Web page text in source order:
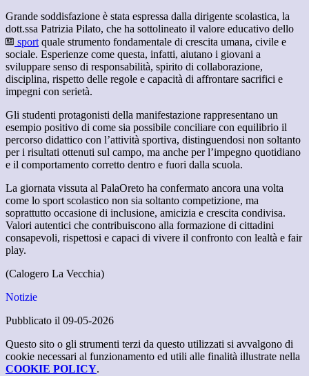
Grande soddisfazione è stata espressa dalla dirigente scolastica, la
dott.ssa Patrizia Pilato, che ha sottolineato il valore educativo dello
sport quale strumento fondamentale di crescita umana, civile e
sociale. Esperienze come questa, infatti, aiutano i giovani a
sviluppare senso di responsabilità, spirito di collaborazione,
disciplina, rispetto delle regole e capacità di affrontare sacrifici e
impegni con serietà.
Gli studenti protagonisti della manifestazione rappresentano un
esempio positivo di come sia possibile conciliare con equilibrio il
percorso didattico con l’attività sportiva, distinguendosi non soltanto
per i risultati ottenuti sul campo, ma anche per l’impegno quotidiano
e il comportamento corretto dentro e fuori dalla scuola.
La giornata vissuta al PalaOreto ha confermato ancora una volta
come lo sport scolastico non sia soltanto competizione, ma
soprattutto occasione di inclusione, amicizia e crescita condivisa.
Valori autentici che contribuiscono alla formazione di cittadini
consapevoli, rispettosi e capaci di vivere il confronto con lealtà e fair
play.
(Calogero La Vecchia)
Notizie
Pubblicato il 09-05-2026
Questo sito o gli strumenti terzi da questo utilizzati si avvalgono di
cookie necessari al funzionamento ed utili alle finalità illustrate nella
COOKIE POLICY.